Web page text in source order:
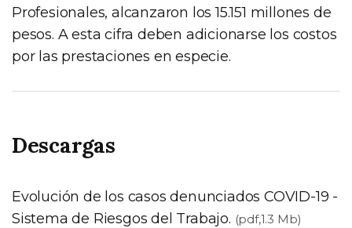
Profesionales, alcanzaron los 15.151 millones de
pesos. A esta cifra deben adicionarse los costos
por las prestaciones en especie.
Descargas
Evolución de los casos denunciados COVID-19 -
Sistema de Riesgos del Trabajo. (pdf,1.3 Mb)